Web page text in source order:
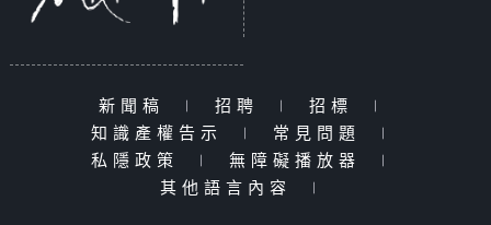
新聞稿 | 招聘 | 招標
|
知識產權告示
| 常見問題
|
私隱政策
| 無障礙播放器
|
其他語言內容
|